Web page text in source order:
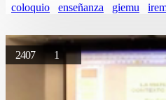
coloquio enseñanza giemu
2407 1